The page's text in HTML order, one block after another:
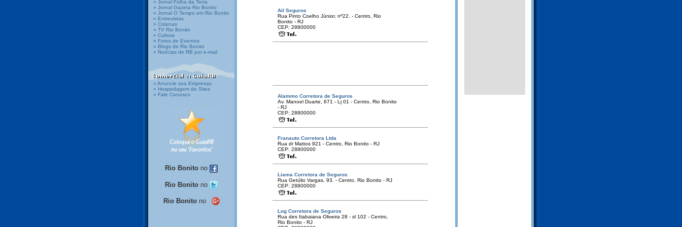
» Jornal Folha da Terra
» Jornal Gazeta Rio Bonito
» Jornal O Tempo em Rio Bonito
» Entrevistas
» Colunas
» TV Rio Bonito
» Cultura
» Fotos de Eventos
» Blogs de Rio Bonito
» Notícias de RB por e-mail
» Anuncie sua Empresas
» Hospedagem de Sites
» Fale Conosco
Rio Bonito no
Rio Bonito no
Rio Bonito no
Ail Seguros
Rua Pinto Coelho Júnior, nº22. - Centro, Rio
Bonito - RJ
CEP: 28800000
Alammo Corretora de Seguros
Av. Manoel Duarte, 671 - Lj 01 - Centro, Rio Bonito
- RJ
CEP: 28800000
Franauto Corretora Ltda
Rua dr Mattos 921 - Centro, Rio Bonito - RJ
CEP: 28800000
Liama Corretora de Seguros
Rua Getúlio Vargas, 93. - Centro, Rio Bonito - RJ
CEP: 28800000
Log Corretora de Seguros
Rua des Itabaiana Oliveira 28 - sl 102 - Centro,
Rio Bonito - RJ